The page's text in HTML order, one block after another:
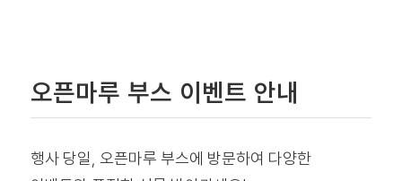
오픈마루 부스 이벤트 안내
행사 당일, 오픈마루 부스에 방문하여 다양한